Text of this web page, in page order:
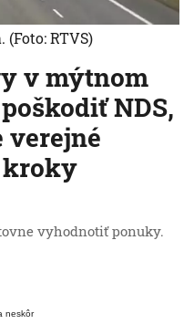
v mýtnom
NDS,
verejné
kroky
vyhodnotiť ponuky.
neskôr
(Foto: RTVS)